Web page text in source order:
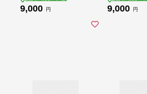
9,000 円 9,000 円